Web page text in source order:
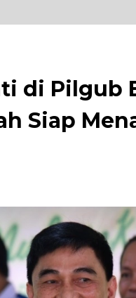
di Pilgub
Siap